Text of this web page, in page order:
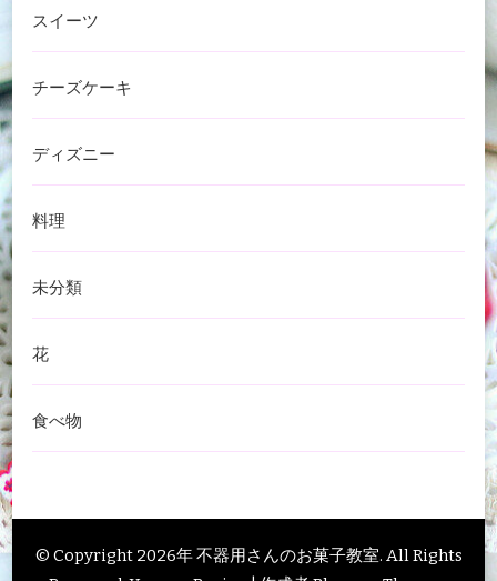
スイーツ
チーズケーキ
ディズニー
料理
未分類
花
食べ物
© Copyright 2026年不器用さんのお菓子教室. All Rights